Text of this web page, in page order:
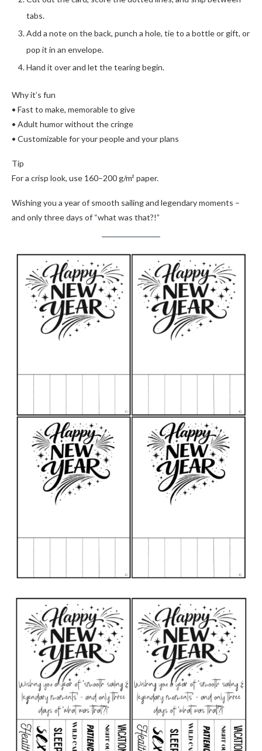
tabs.
Add a note on the back, punch a hole, tie to a bottle or gift, or
pop it in an envelope.
Hand it over and let the tearing begin.
Why it’s fun
• Fast to make, memorable to give
• Adult humor without the cringe
• Customizable for your people and your plans
Tip
For a crisp look, use 160–200 g/m² paper.
Wishing you a year of smooth sailing and legendary moments –
and only three days of “what was that?!”